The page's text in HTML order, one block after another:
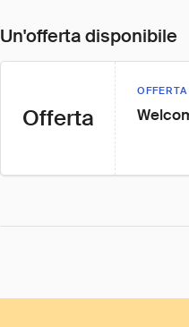
Un'offerta disponibile
Offerta
OFFERTA